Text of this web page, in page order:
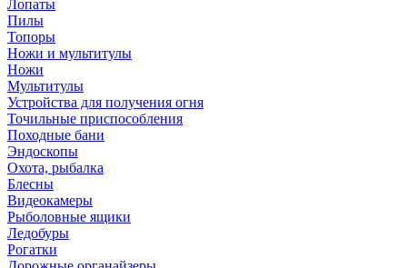
Лопаты
Пилы
Топоры
Ножи и мультитулы
Ножи
Мультитулы
Устройства для получения огня
Точильные приспособления
Походные бани
Эндоскопы
Охота, рыбалка
Блесны
Видеокамеры
Рыболовные ящики
Ледобуры
Рогатки